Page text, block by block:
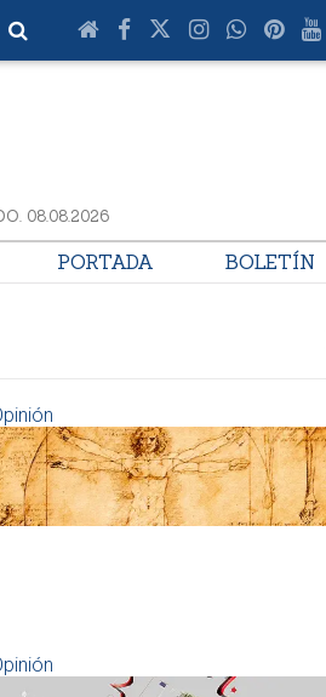
08.08.2026
PORTADA BOLETÍN